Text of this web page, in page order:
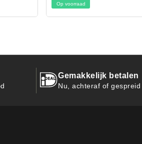
Op voorraad
Gemakkelijk betalen
Nu, achteraf of gespreid